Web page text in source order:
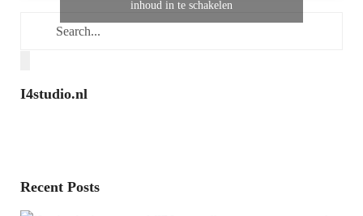
inhoud in te schakelen
I4studio.nl
Recent Posts